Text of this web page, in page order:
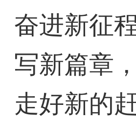
奋进新征
写新篇章
走好新的